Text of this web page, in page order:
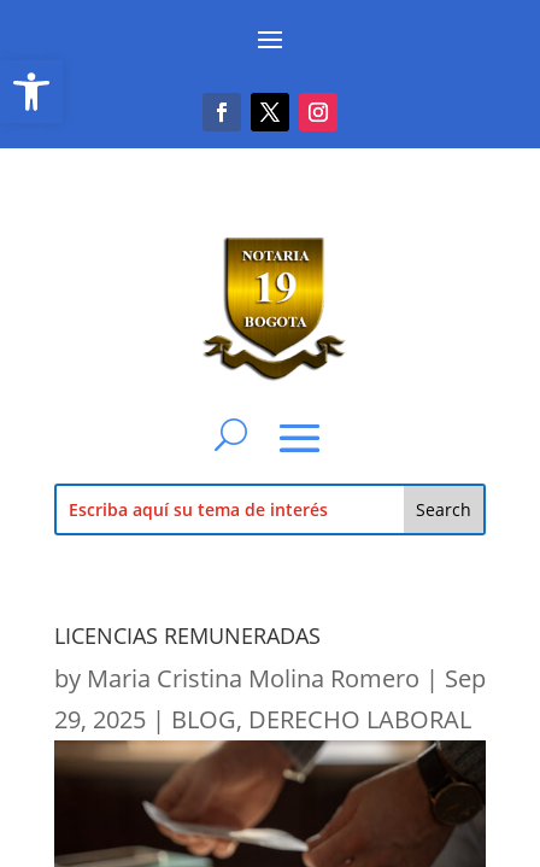
Abrir barra de herramientas
LICENCIAS REMUNERADAS
by Maria Cristina Molina Romero | Sep
29, 2025| BLOG, DERECHO LABORAL